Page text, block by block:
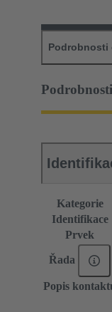
Podrobnosti
Kategorie
Identifikace
Prvek
Řada
Popis